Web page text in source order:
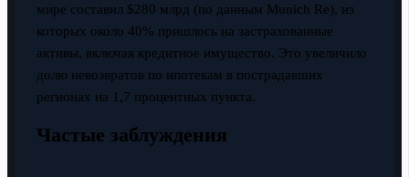
мире составил $280 млрд (по данным Munich Re), из
которых около 40% пришлось на застрахованные
активы, включая кредитное имущество. Это увеличило
долю невозвратов по ипотекам в пострадавших
регионах на 1,7 процентных пункта.
Частые заблуждения